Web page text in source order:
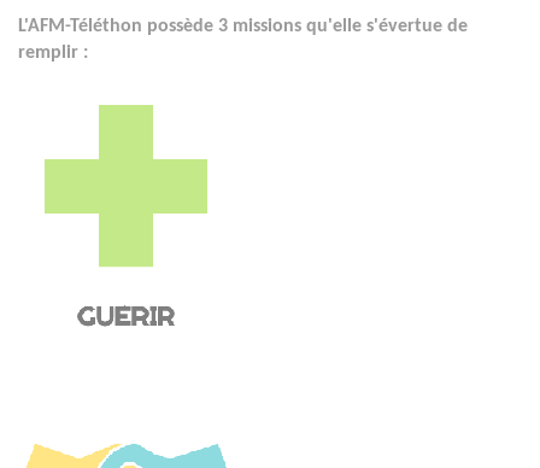
L'AFM-Téléthon possède 3 missions qu'elle s'évertue de
remplir :